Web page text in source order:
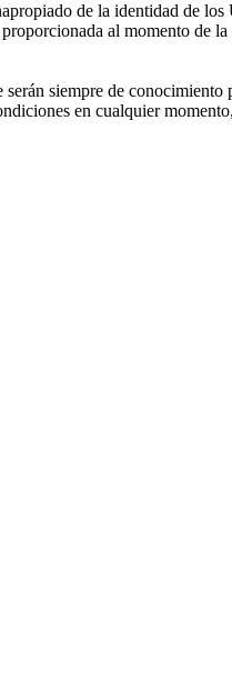
de la identidad de los
al momento de la
siempre de conocimiento
en cualquier